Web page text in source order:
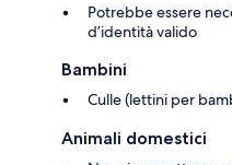
Potrebbe essere
d’identità valido
Bambini
Culle (lettini per
Animali domestici